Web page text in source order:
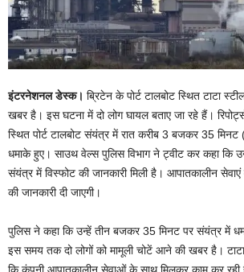
इंटरनेशनल डेस्क। ब्रिटेन के पोर्ट टालबोट स्थित टाटा
खबर है। इस घटना में दो लोग घायल बताए जा रहे हैं।
स्थित पोर्ट टालबोट संयंत्र में रात करीब 3 बजकर 35 मिनट
धमाके हुए। साउथ वेल्स पुलिस विभाग ने ट्वीट कर कहा कि
संयंत्र में विस्फोट की जानकारी मिली है। आपातकालीन
की जानकारी दी जाएगी।
पुलिस ने कहा कि उन्हें तीन बजकर 35 मिनट पर संयंत्र में
इस समय तक दो लोगों को मामूली चोटें आने की खबर है।
कि कंपनी आपातकालीन सेवाओं के साथ मिलकर काम कर